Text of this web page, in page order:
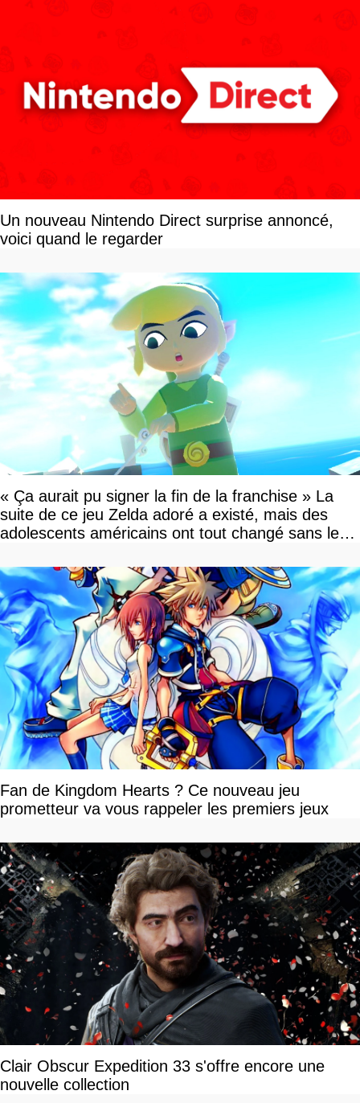
Un nouveau Nintendo Direct surprise annoncé,
voici quand le regarder
« Ça aurait pu signer la fin de la franchise » La
suite de ce jeu Zelda adoré a existé, mais des
adolescents américains ont tout changé sans le
Fan de Kingdom Hearts ? Ce nouveau jeu
prometteur va vous rappeler les premiers jeux
Clair Obscur Expedition 33 s'offre encore une
nouvelle collection